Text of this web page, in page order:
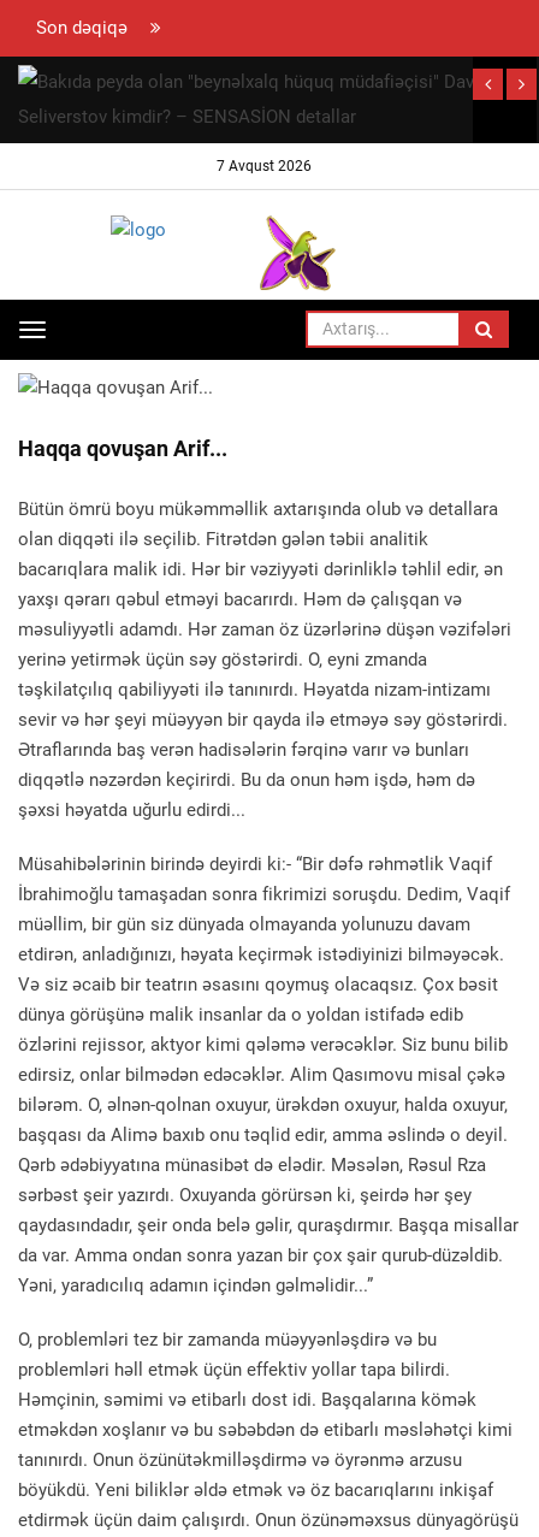
Son dəqiqə
səfəri
7 Avqust 2026
Toggle
navigation
HADISƏ
Haqqa qovuşan Arif...
Bütün ömrü boyu mükəmməllik axtarışında olub və detallara
olan diqqəti ilə seçilib. Fitrətdən gələn təbii analitik
bacarıqlara malik idi. Hər bir vəziyyəti dərinliklə təhlil edir, ən
yaxşı qərarı qəbul etməyi bacarırdı. Həm də çalışqan və
məsuliyyətli adamdı. Hər zaman öz üzərlərinə düşən vəzifələri
yerinə yetirmək üçün səy göstərirdi. O, eyni zmanda
təşkilatçılıq qabiliyyəti ilə tanınırdı. Həyatda nizam-intizamı
sevir və hər şeyi müəyyən bir qayda ilə etməyə səy göstərirdi.
Ətraflarında baş verən hadisələrin fərqinə varır və bunları
diqqətlə nəzərdən keçirirdi. Bu da onun həm işdə, həm də
şəxsi həyatda uğurlu edirdi...
Müsahibələrinin birində deyirdi ki:- “Bir dəfə rəhmətlik Vaqif
İbrahimoğlu tamaşadan sonra fikrimizi soruşdu. Dedim, Vaqif
müəllim, bir gün siz dünyada olmayanda yolunuzu davam
etdirən, anladığınızı, həyata keçirmək istədiyinizi bilməyəcək.
Və siz əcaib bir teatrın əsasını qoymuş olacaqsız. Çox bəsit
dünya görüşünə malik insanlar da o yoldan istifadə edib
özlərini rejissor, aktyor kimi qələmə verəcəklər. Siz bunu bilib
edirsiz, onlar bilmədən edəcəklər. Alim Qasımovu misal çəkə
bilərəm. O, əlnən-qolnan oxuyur, ürəkdən oxuyur, halda oxuyur,
başqası da Alimə baxıb onu təqlid edir, amma əslində o deyil.
Qərb ədəbiyyatına münasibət də elədir. Məsələn, Rəsul Rza
sərbəst şeir yazırdı. Oxuyanda görürsən ki, şeirdə hər şey
qaydasındadır, şeir onda belə gəlir, quraşdırmır. Başqa misallar
da var. Amma ondan sonra yazan bir çox şair qurub-düzəldib.
Yəni, yaradıcılıq adamın içindən gəlməlidir...”
O, problemləri tez bir zamanda müəyyənləşdirə və bu
problemləri həll etmək üçün effektiv yollar tapa bilirdi.
Həmçinin, səmimi və etibarlı dost idi. Başqalarına kömək
etməkdən xoşlanır və bu səbəbdən də etibarlı məsləhətçi kimi
tanınırdı. Onun özünütəkmilləşdirmə və öyrənmə arzusu
böyükdü. Yeni biliklər əldə etmək və öz bacarıqlarını inkişaf
etdirmək üçün daim çalışırdı. Onun özünəməxsus dünyagörüşü